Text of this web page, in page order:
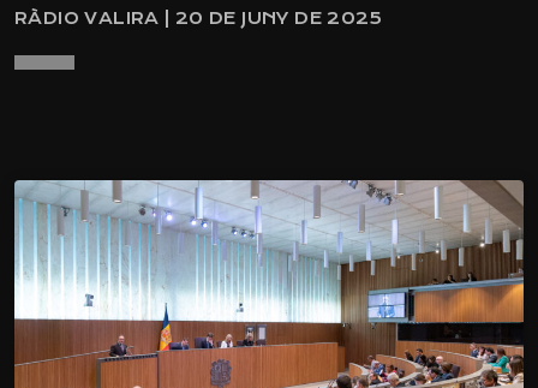
RÀDIO VALIRA | 20 DE JUNY DE 2025